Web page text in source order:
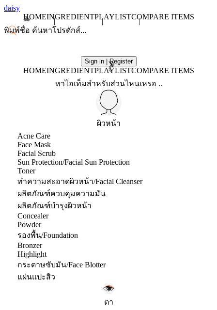
daisy
HOMEINGREDIENTPLAYLISTCOMPARE ITEMS
Sign in | Register
X
HOMEINGREDIENTPLAYLISTCOMPARE ITEMS
หาไอเท็มสำหรับส่วนไหนเหรอ ..
ผิวหน้า
Acne Care
Face Mask
Facial Scrub
Sun Protection/Facial Sun Protection
Toner
ทำความสะอาดผิวหน้า/Facial Cleanser
ผลิตภัณฑ์ควบคุมความมัน
ผลิตภัณฑ์บำรุงผิวหน้า
Concealer
Powder
รองพื้น/Foundation
Bronzer
Highlight
กระดาษซับมัน/Face Blotter
แผ่นแปะสิว
ตา